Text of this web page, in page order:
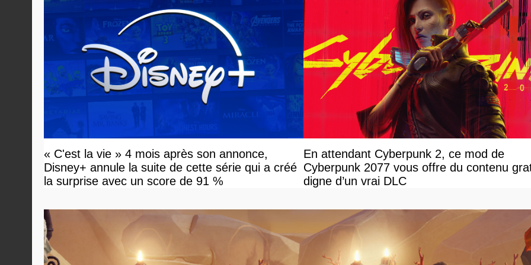
« C'est la vie » 4 mois après son annonce,
Disney+ annule la suite de cette série qui a créé
la surprise avec un score de 91 %
En attendant Cyberpunk 2, ce mod de
Cyberpunk 2077 vous offre du contenu
digne d’un vrai DLC